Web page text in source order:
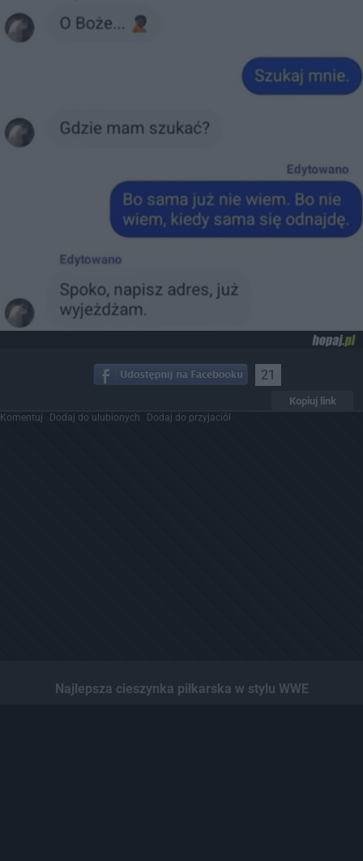
21
Kopiuj link
Komentuj Dodaj do ulubionych Dodaj do przyjaciół
Najlepsza cieszynka piłkarska w stylu WWE